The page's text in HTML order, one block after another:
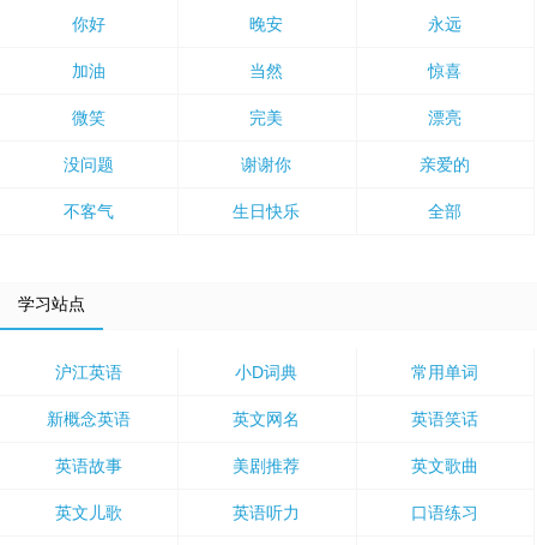
你好 晚安 永远
加油 当然 惊喜
微笑 完美 漂亮
没问题 谢谢你 亲爱的
不客气 生日快乐 全部
学习站点
沪江英语 小D词典 常用单词
新概念英语 英文网名 英语笑话
英语故事 美剧推荐 英文歌曲
英文儿歌 英语听力 口语练习